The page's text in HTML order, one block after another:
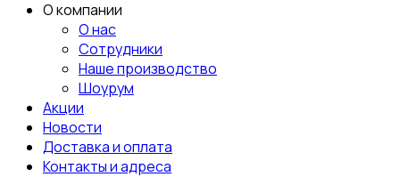
О компании
О нас
Сотрудники
Наше производство
Шоурум
Акции
Новости
Доставка и оплата
Контакты и адреса